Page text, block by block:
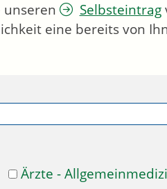
unseren Selbsteintrag
eine bereits von
Ärzte -